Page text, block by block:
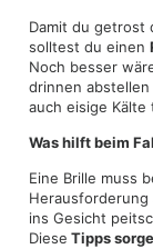
Damit du getrost
solltest du einen
Noch besser
drinnen
auch eisige
Was hilft beim
Eine Brille muss
ins Gesicht
Diese Tipps